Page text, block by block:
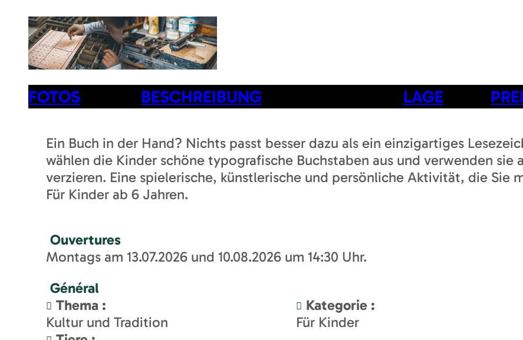
FOTOS BESCHREIBUNG LAGE
Ein Buch in der Hand? Nichts passt besser dazu als ein einzigartiges
wählen die Kinder schöne typografische Buchstaben aus und verwenden sie
verzieren. Eine spielerische, künstlerische und persönliche Aktivität, die Sie
Für Kinder ab 6 Jahren.
Ouvertures
Montags am 13.07.2026 und 10.08.2026 um 14:30 Uhr.
Général
Thema :
Kultur und Tradition
Kategorie :
Für Kinder